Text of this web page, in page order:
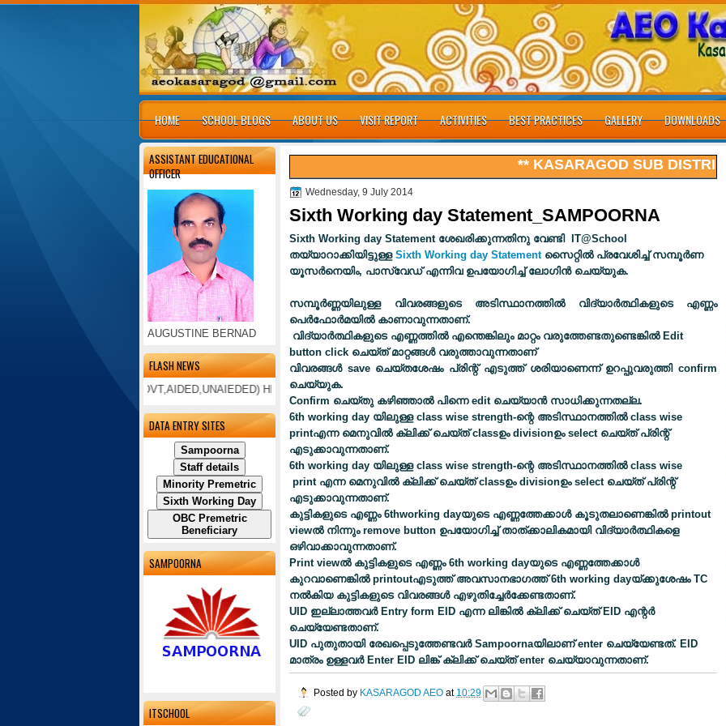
HOME SCHOOL BLOGS ABOUT US VISIT REPORT ACTIVITIES BEST PRACTICES GALLERY DOWNLOADS
** KASARAGOD SUB DISTRICT
Wednesday, 9 July 2014
Sixth Working day Statement_SAMPOORNA
Sixth Working day Statement ശേഖരിക്കുന്നതിനു വേണ്ടി IT@School
തയ്യാറാക്കിയിട്ടുള്ള Sixth Working day Statementസൈറ്റില്‍ പ്രവേശിച്ച് സമ്പൂര്‍ണ
യൂസര്‍നെയിം, പാസ്​​വേഡ് എന്നിവ ഉപയോഗിച്ച് ലോഗിന്‍ ചെയ്യുക.
സമ്പൂര്‍ണ്ണയിലുള്ള വിവരങ്ങളുടെ അടിസ്ഥാനത്തില്‍ വിദ്യാര്‍ത്ഥികളുടെ എണ്ണം
പെര്‍ഫോര്‍മയില്‍ കാണാവുന്നതാണ്.
വിദ്യാര്‍ത്ഥികളുടെ എണ്ണത്തില്‍ എന്തെങ്കിലും മാറ്റം വരുത്തേണ്ടതുണ്ടെങ്കില്‍ Edit
button click ചെയ്ത് മാറ്റങ്ങള്‍ വരുത്താവുന്നതാണ്
വിവരങ്ങള്‍ save ചെയ്തശേഷം പ്രിന്റ് എടുത്ത് ശരിയാണെന്ന് ഉറപ്പുവരുത്തിconfirm
ചെയ്യുക.
Confirm ചെയ്തു കഴിഞ്ഞാല്‍ പിന്നെ edit ചെയ്യാന്‍ സാധിക്കുന്നതല്ല.
6th working day യിലുള്ള class wise strength-ന്റെ അടിസ്ഥാനത്തില്‍ class wise
printഎന്ന മെനുവില്‍ ക്ലിക്ക് ചെയ്ത്classഉം divisionഉം select ചെയ്ത് പ്രിന്റ്
എടുക്കാവുന്നതാണ്.
6th working day യിലുള്ള class wise strength-ന്റെ അടിസ്ഥാനത്തില്‍ class wise
print എന്ന മെനുവില്‍ ക്ലിക്ക് ചെയ്ത്classഉം divisionഉം select ചെയ്ത് പ്രിന്റ്
എടുക്കാവുന്നതാണ്.
കുട്ടികളുടെ എണ്ണം 6thworking dayയുടെ എണ്ണത്തേക്കാള്‍ കൂടുതലാണെങ്കില്‍ printout
viewല്‍ നിന്നും remove button ഉപയോഗിച്ച് താത്ക്കാലികമായി വിദ്യാര്‍ത്ഥികളെ
ഒഴിവാക്കാവുന്നതാണ്.
Print viewല്‍ കുട്ടികളുടെ എണ്ണം 6th working dayയുടെ എണ്ണത്തേക്കാള്‍
കുറവാണെങ്കില്‍ printoutഎടുത്ത് അവസാനഭാഗത്ത്6th working dayയ്ക്കുശേഷം TC
നല്‍കിയ കുട്ടികളുടെ വിവരങ്ങള്‍ എഴുതിച്ചേര്‍ക്കേണ്ടതാണ്.
UID ഇല്ലാത്തവര്‍ Entry form EID എന്ന ലിങ്കില്‍ ക്ലിക്ക് ചെയ്ത്EID എന്റര്‍
ചെയ്യേണ്ടതാണ്.
UID പുതുതായി രേഖപ്പെടുത്തേണ്ടവര്‍ Sampoornaയിലാണ്enter ചെയ്യേണ്ടത്. EID
മാത്രം ഉള്ളവര്‍ Enter EID ലിങ്ക് ക്ലിക്ക് ചെയ്ത്enter ചെയ്യാവുന്നതാണ്.
Posted by KASARAGOD AEO at 10:29
ASSISTANT EDUCATIONAL
OFFICER
AUGUSTINE BERNAD
FLASH NEWS
LP/UP/HS(GOVT,AIDED,UNAIEDED) HM conference held at GHSS Kasaragod at 11.00 am on 15/11/2017
DATA ENTRY SITES
Sampoorna
Staff details
Minority Premetric
Sixth Working Day
OBC Premetric
Beneficiary
SAMPOORNA
ITSCHOOL